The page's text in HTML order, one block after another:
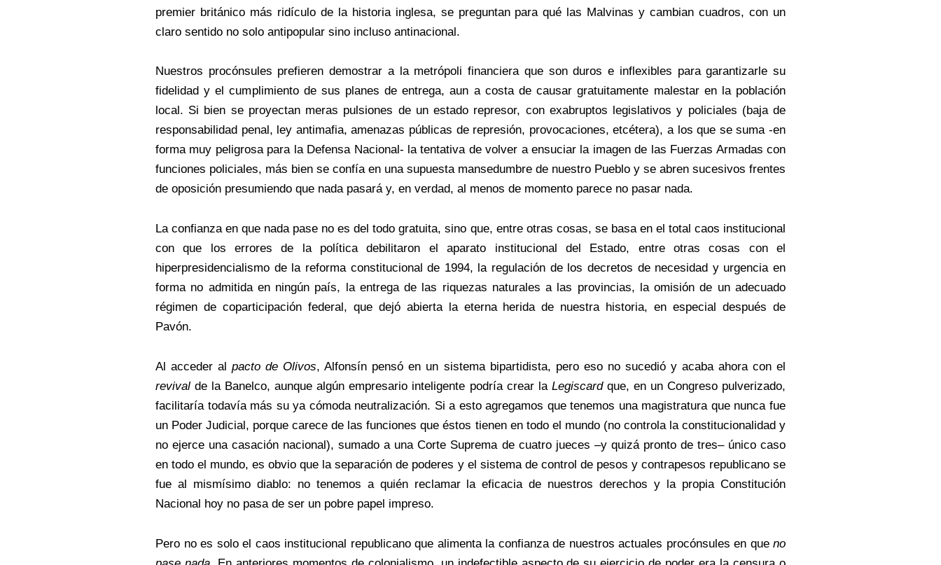
premier británico más ridículo de la historia inglesa, se preguntan para qué las Malvinas y cambian cuadros, con un
claro sentido no solo antipopular sino incluso antinacional.
Nuestros procónsules prefieren demostrar a la metrópoli financiera que son duros e inflexibles para garantizarle su
fidelidad y el cumplimiento de sus planes de entrega, aun a costa de causar gratuitamente malestar en la población
local. Si bien se proyectan meras pulsiones de un estado represor, con exabruptos legislativos y policiales (baja de
responsabilidad penal, ley antimafia, amenazas públicas de represión, provocaciones, etcétera), a los que se suma -en
forma muy peligrosa para la Defensa Nacional- la tentativa de volver a ensuciar la imagen de las Fuerzas Armadas con
funciones policiales, más bien se confía en una supuesta mansedumbre de nuestro Pueblo y se abren sucesivos frentes
de oposición presumiendo que nada pasará y, en verdad, al menos de momento parece no pasar nada.
La confianza en que nada pase no es del todo gratuita, sino que, entre otras cosas, se basa en el total caos institucional
con que los errores de la política debilitaron el aparato institucional del Estado, entre otras cosas con el
hiperpresidencialismo de la reforma constitucional de 1994, la regulación de los decretos de necesidad y urgencia en
forma no admitida en ningún país, la entrega de las riquezas naturales a las provincias, la omisión de un adecuado
régimen de coparticipación federal, que dejó abierta la eterna herida de nuestra historia, en especial después de
Pavón.
Al acceder alpacto de Olivos, Alfonsín pensó en un sistema bipartidista, pero eso no sucedió y acaba ahora con el
revival de la Banelco, aunque algún empresario inteligente podría crear la Legiscardque, en un Congreso pulverizado,
facilitaría todavía más su ya cómoda neutralización. Si a esto agregamos que tenemos una magistratura que nunca fue
un Poder Judicial, porque carece de las funciones que éstos tienen en todo el mundo (no controla la constitucionalidad y
no ejerce una casación nacional), sumado a una Corte Suprema de cuatro jueces –y quizá pronto de tres– único caso
en todo el mundo, es obvio que la separación de poderes y el sistema de control de pesos y contrapesos republicano se
fue al mismísimo diablo: no tenemos a quién reclamar la eficacia de nuestros derechos y la propia Constitución
Nacional hoy no pasa de ser un pobre papel impreso.
Pero no es solo el caos institucional republicano que alimenta la confianza de nuestros actuales procónsules en que no